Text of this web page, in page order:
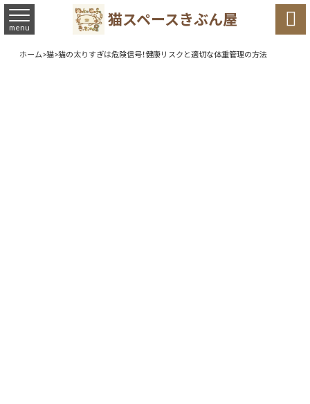
猫スペースきぶん屋
menu 
ホーム>猫>猫の太りすぎは危険信号！健康リスクと適切な体重管理の方法